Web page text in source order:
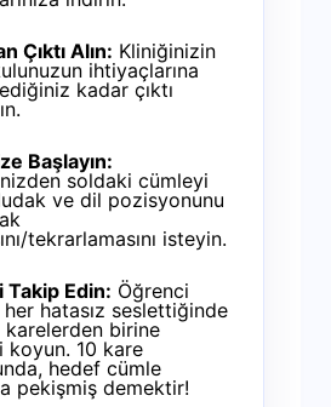
Çıktı Alın: Kliniğinizin
ihtiyaçlarına
kadar çıktı
Başlayın:
soldaki cümleyi
ve dil pozisyonunu
tekrarlamasını isteyin.
Takip Edin: Öğrenci
hatasız seslettiğinde
karelerden birine
koyun. 10 kare
hedef cümle
pekişmiş demektir!